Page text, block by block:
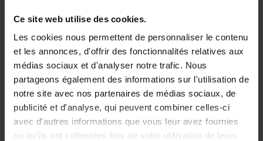
Ce site web utilise des cookies.
Les cookies nous permettent de personnaliser le contenu
et les annonces, d'offrir des fonctionnalités relatives aux
médias sociaux et d'analyser notre trafic. Nous
partageons également des informations sur l'utilisation de
notre site avec nos partenaires de médias sociaux, de
publicité et d'analyse, qui peuvent combiner celles-ci
avec d'autres informations que vous leur avez fournies
ou qu'ils ont collectées lors de votre utilisation de leurs
Vous hésitez encore ?
ACTIVE→ soutien fort / médical
FLOW
→ soutien ciblé peau & lymphatique
MOTION→ soutien quotidien lymphatique & peau
Astuce :FLOW offre un effet massant et texturé
perceptible, tandis que MOTION procure un soutien